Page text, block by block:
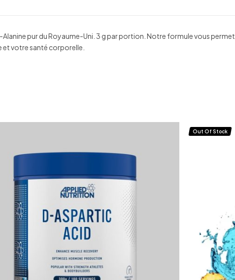
pur du Royaume-Uni. 3 g par portion. Notre formule vous
votre santé corporelle.
Out Of Stock